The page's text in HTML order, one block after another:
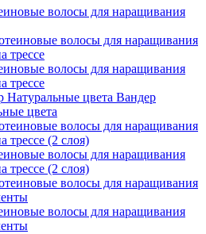
волосы для наращивания
волосы для наращивания
трессе
Вандер
цвета
волосы для наращивания
трессе (2 слоя)
волосы для наращивания